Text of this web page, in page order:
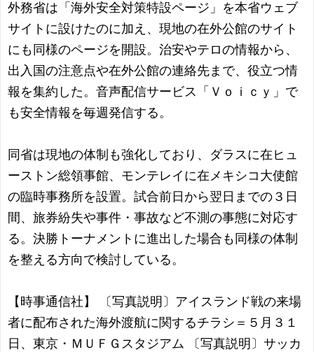
外務省は「海外安全対策特設ページ」を本省ウェブ
サイトに設けたのに加え、現地の在外公館のサイト
にも同様のページを開設。治安やテロの情報から、
出入国の注意点や在外公館の連絡先まで、役立つ情
報を集約した。音声配信サービス「Ｖｏｉｃｙ」で
も安全情報を毎週発信する。
同省は現地の体制も強化しており、ダラスに在ヒュ
ーストン総領事館、モンテレイに在メキシコ大使館
の臨時事務所を設置。試合前日から翌日までの３日
間、旅券紛失や事件・事故など不測の事態に対応す
る。決勝トーナメントに進出した場合も同様の体制
を整える方向で検討している。
【時事通信社】 〔写真説明〕アイスランド戦の来場
者に配布された海外渡航に関するチラシ＝５月３１
日、東京・ＭＵＦＧスタジアム 〔写真説明〕サッカ